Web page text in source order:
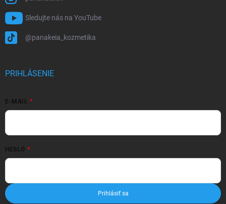
Sledujte nás na YouTube
@panakeia_kozmetika
PRIHLÁSENIE
E-MAIL
HESLO
Prihlásiť sa